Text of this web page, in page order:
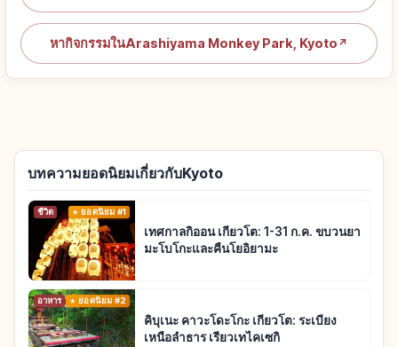
หากิจกรรมในArashiyama Monkey Park, Kyoto ↗
บทความยอดนิยมเกี่ยวกับKyoto
ชีวิต ยอดนิยม #1
เทศกาลกิออน เกียวโต: 1-31 ก.ค. ขบวนยา
มะโบโกะและคืนโยอิยามะ
อาหาร ยอดนิยม #2
คิบุเนะ คาวะโดะโกะ เกียวโต: ระเบียง
เหนือลำธาร เรียวเทไคเซกิ